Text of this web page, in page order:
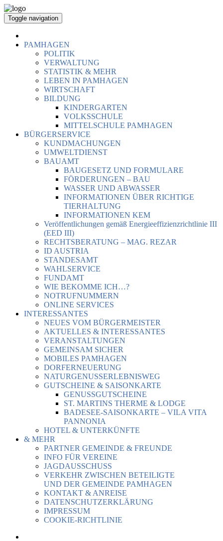
Toggle navigation
PAMHAGEN
POLITIK
VERWALTUNG
STATISTIK & MEHR
LEBEN IN PAMHAGEN
WIRTSCHAFT
BILDUNG
KINDERGARTEN
VOLKSSCHULE
MITTELSCHULE PAMHAGEN
BÜRGERSERVICE
KUNDMACHUNGEN
UMWELTDIENST
BAUAMT
BAUGESETZ UND FORMULARE
FÖRDERUNGEN – BAU
WASSER UND ABWASSER
INFORMATIONEN ÜBER RICHTIGE
TIERHALTUNG
INFORMATIONEN KEM
Veröffentlichungen gemäß Energieeffizienzrichtlinie III
(EED III)
RECHTSBERATUNG – MAG. REZAR
ID AUSTRIA
STANDESAMT
WAHLSERVICE
FUNDAMT
WIE BEKOMME ICH…?
NOTRUFNUMMERN
ONLINE SERVICES
INTERESSANTES
NEUES VOM BÜRGERMEISTER
AKTUELLES & INTERESSANTES
VERANSTALTUNGEN
GEMEINSAM SICHER
MOBILES PAMHAGEN
DORFERNEUERUNG
NATURGENUSSERLEBNISWEG
GUTSCHEINE & SAISONKARTE
GENUSSGUTSCHEINE
ST. MARTINS THERME & LODGE
BADESEE-SAISONKARTE – VILA VITA
PANNONIA
HOTEL & UNTERKÜNFTE
& MEHR
PARTNER GEMEINDE & FREUNDE
INFO FÜR VEREINE
JAGDAUSSCHUSS
VERKEHR ZWISCHEN BETEILIGTE
UND DER GEMEINDE PAMHAGEN
KONTAKT & ANREISE
DATENSCHUTZERKLÄRUNG
IMPRESSUM
COOKIE-RICHTLINIE